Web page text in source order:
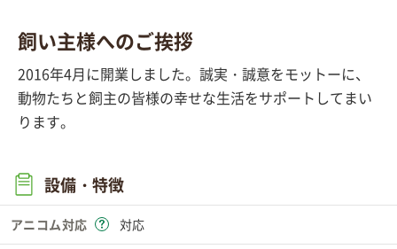
飼い主様へのご挨拶
2016年4月に開業しました。誠実・誠意をモットーに、
動物たちと飼主の皆様の幸せな生活をサポートしてまい
ります。
設備・特徴
アニコム対応 対応